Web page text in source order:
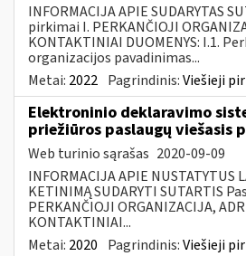
INFORMACIJA APIE SUDARYTAS
pirkimai I. PERKANČIOJI
KONTAKTINIAI DUOMENYS: I.1.
organizacijos pavadinimas...
Metai: 2022 Pagrindinis:Viešieji
Elektroninio deklaravimo
priežiūros paslaugų viešasis
Web turinio sąrašas 2020-09-09
INFORMACIJA APIE NUSTATYTUS
KETINIMĄ SUDARYTI SUTARTIS
PERKANČIOJI ORGANIZACIJA,
KONTAKTINIAI...
Metai: 2020 Pagrindinis:Viešieji